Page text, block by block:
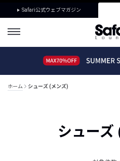
Safari公式ウェブマガジン
ホーム シューズ (メンズ)
シューズ